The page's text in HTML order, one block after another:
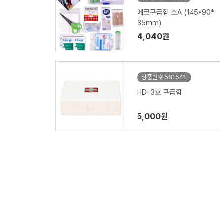
에코구급함 소A (145*90*
35mm)
4,040원
상품번호 581541
HD-3호 구급함
5,000원